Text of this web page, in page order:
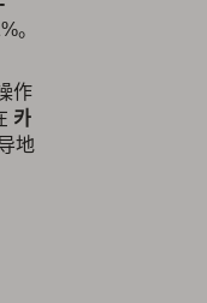
。
作
카
地